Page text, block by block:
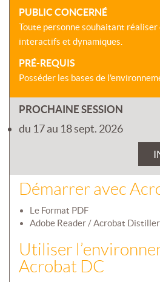
PUBLIC CONCERNÉ
Toute personne souhaitant réaliser
interactifs et dynamiques.
PRÉ-REQUIS
Posséder les bases de
PROCHAINE SESSION
du 17 au 18 sept. 2026
Démarrer avec
Le Format PDF
Adobe Reader / Acrobat
Utiliser
Acrobat DC